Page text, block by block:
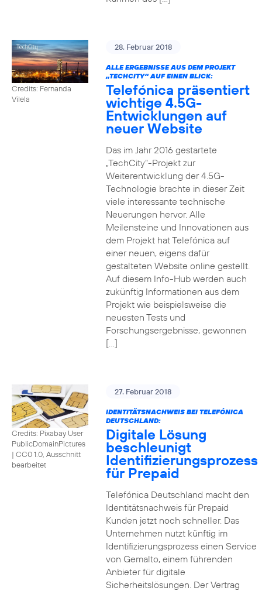
Credits: Fernanda
Vilela
28. Februar 2018
ALLE ERGEBNISSE AUS DEM PROJEKT
„TECHCITY“ AUF EINEN BLICK:
Telefónica präsentiert
wichtige 4.5G-
Entwicklungen auf
neuer Website
Das im Jahr 2016 gestartete
„TechCity“-Projekt zur
Weiterentwicklung der 4.5G-
Technologie brachte in dieser Zeit
viele interessante technische
Neuerungen hervor. Alle
Meilensteine und Innovationen aus
dem Projekt hat Telefónica auf
einer neuen, eigens dafür
gestalteten Website online gestellt.
Auf diesem Info-Hub werden auch
zukünftig Informationen aus dem
Projekt wie beispielsweise die
neuesten Tests und
Forschungsergebnisse, gewonnen
[…]
Credits: Pixabay User
PublicDomainPictures
| CC0 1.0, Ausschnitt
bearbeitet
27. Februar 2018
IDENTITÄTSNACHWEIS BEI TELEFÓNICA
DEUTSCHLAND:
Digitale Lösung
beschleunigt
Identifizierungsprozess
für Prepaid
Telefónica Deutschland macht den
Identitätsnachweis für Prepaid
Kunden jetzt noch schneller. Das
Unternehmen nutzt künftig im
Identifizierungsprozess einen Service
von Gemalto, einem führenden
Anbieter für digitale
Sicherheitslösungen. Der Vertrag